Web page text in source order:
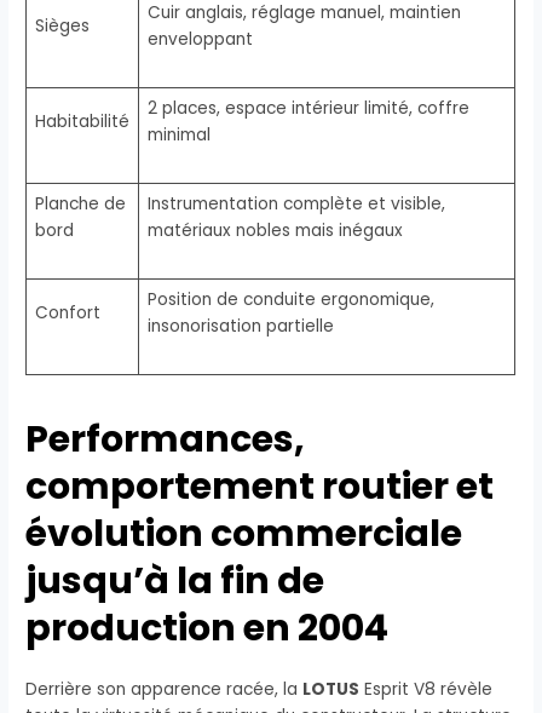
Sièges
Cuir anglais, réglage manuel, maintien
enveloppant
Habitabilité
2 places, espace intérieur limité, coffre
minimal
Planche de
bord
Instrumentation complète et visible,
matériaux nobles mais inégaux
Confort
Position de conduite ergonomique,
insonorisation partielle
Performances,
comportement routier et
évolution commerciale
jusqu’à la fin de
production en 2004
Derrière son apparence racée, la LOTUS Esprit V8 révèle